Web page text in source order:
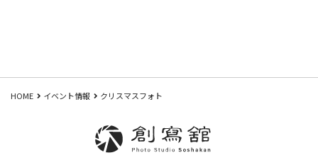
HOME イベント情報 クリスマスフォト